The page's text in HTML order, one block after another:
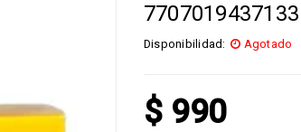
Disponibilidad: Agotado
$ 990